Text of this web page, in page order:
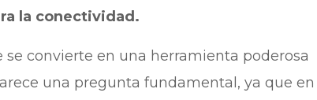
la conectividad.
convierte en una herramienta poderosa
una pregunta fundamental, ya que en